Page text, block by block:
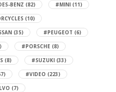
BENZ (82) #MINI (11)
(10)
(35) #PEUGEOT (6)
#PORSCHE (8)
(8) #SUZUKI (33)
#VIDEO (223)
(7)